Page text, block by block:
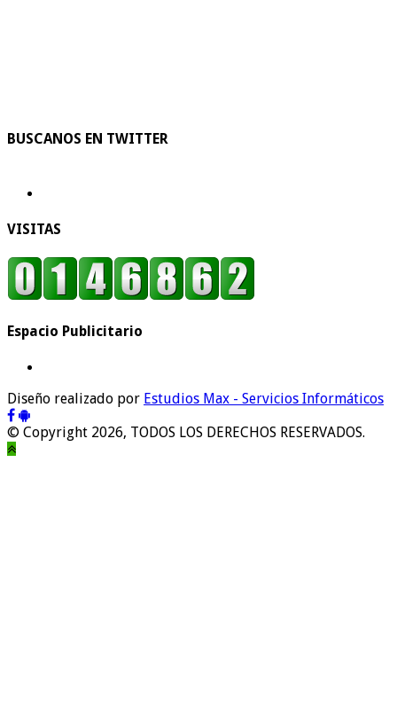
BUSCANOS EN TWITTER
VISITAS
Espacio Publicitario
Diseño realizado por Estudios Max - Servicios Informáticos
© Copyright 2026, TODOS LOS DERECHOS RESERVADOS.